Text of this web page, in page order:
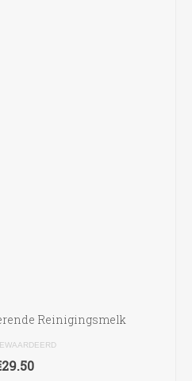
Reinigingsmelk
29.50